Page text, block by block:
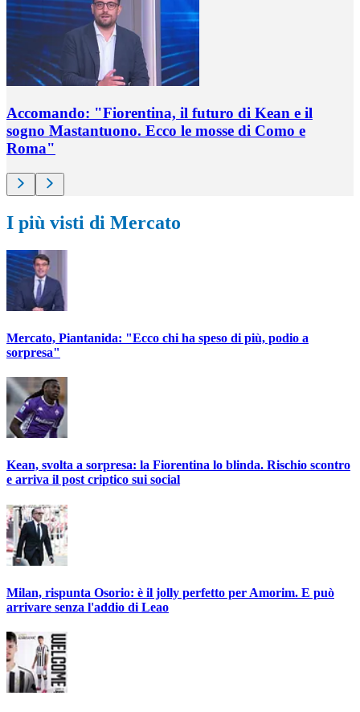
Accomando: "Fiorentina, il futuro di Kean e il
sogno Mastantuono. Ecco le mosse di Como e
Roma"
I più visti di Mercato
Mercato, Piantanida: "Ecco chi ha speso di più, podio a
sorpresa"
Kean, svolta a sorpresa: la Fiorentina lo blinda. Rischio scontro
e arriva il post criptico sui social
Milan, rispunta Osorio: è il jolly perfetto per Amorim. E può
arrivare senza l'addio di Leao